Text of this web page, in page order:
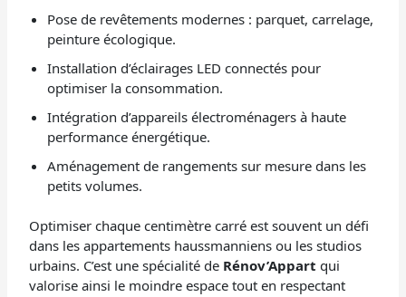
Pose de revêtements modernes : parquet, carrelage,
peinture écologique.
Installation d’éclairages LED connectés pour
optimiser la consommation.
Intégration d’appareils électroménagers à haute
performance énergétique.
Aménagement de rangements sur mesure dans les
petits volumes.
Optimiser chaque centimètre carré est souvent un défi
dans les appartements haussmanniens ou les studios
urbains. C’est une spécialité de Rénov’Appart qui
valorise ainsi le moindre espace tout en respectant